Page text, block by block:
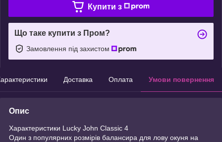
Купити з
Що таке купити з Пром?
Замовлення під захистом
Доставка Оплата Умови повернення
Опис
Характеристики Lucky John Classic 4
Один з популярних розмірів балансира для лову окуня на